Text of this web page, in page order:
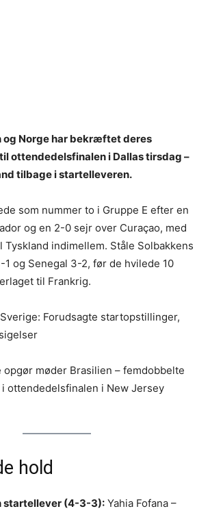
og Norge har bekræftet deres
ottendedelsfinalen i Dallas tirsdag –
tilbage i startelleveren.
som nummer to i Gruppe E efter en
og en 2-0 sejr over Curaçao, med
Tyskland indimellem. Ståle Solbakkens
1 og Senegal 3-2, før de hvilede 10
til Frankrig.
Forudsagte startopstillinger,
møder Brasilien – femdobbelte
ottendedelsfinalen i New Jersey
hold
startellever (4-3-3): Yahia Fofana –